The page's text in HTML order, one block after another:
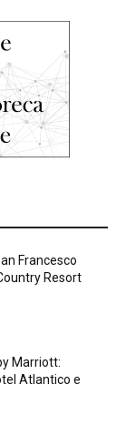
Francesco
Resort
Marriott:
Atlantico e